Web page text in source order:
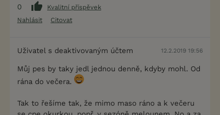
0
Kvalitní příspěvek
Nahlásit
Citovat
Uživatel s deaktivovaným účtem 12.2.2019 19:56
Můj pes by taky jedl jednou denně, kdyby mohl. Od
rána do večera.
Tak to řešíme tak, že mimo maso ráno a k večeru